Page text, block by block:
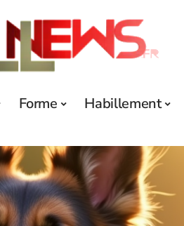
Forme Habillement